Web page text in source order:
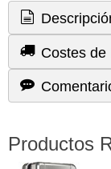
Costes de
Productos